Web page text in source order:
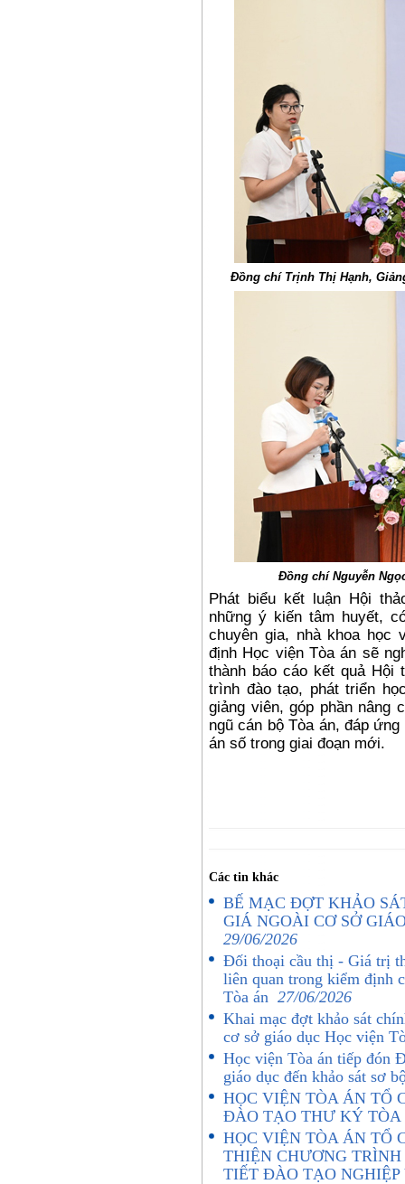
Đồng chí Trịnh Thị Hạnh,
Đồng chí Nguyễn
Phát biểu kết luận Hội
những ý kiến tâm huyết,
chuyên gia, nhà khoa học
định Học viện Tòa án sẽ
thành báo cáo kết quả Hội
trình đào tạo, phát triển
giảng viên, góp phần nâng
ngũ cán bộ Tòa án, đáp
án số trong giai đoạn mới.
Các tin khác
BẾ MẠC ĐỢT KHẢO
GIÁ NGOÀI CƠ SỞ
29/06/2026
Đối thoại cầu thị - Giá trị
liên quan trong kiểm định
Tòa án 27/06/2026
Khai mạc đợt khảo sát
cơ sở giáo dục Học viện
Học viện Tòa án tiếp đón
giáo dục đến khảo sát sơ
HỌC VIỆN TÒA ÁN TỔ
ĐÀO TẠO THƯ KÝ
HỌC VIỆN TÒA ÁN TỔ
THIỆN CHƯƠNG
TIẾT ĐÀO TẠO